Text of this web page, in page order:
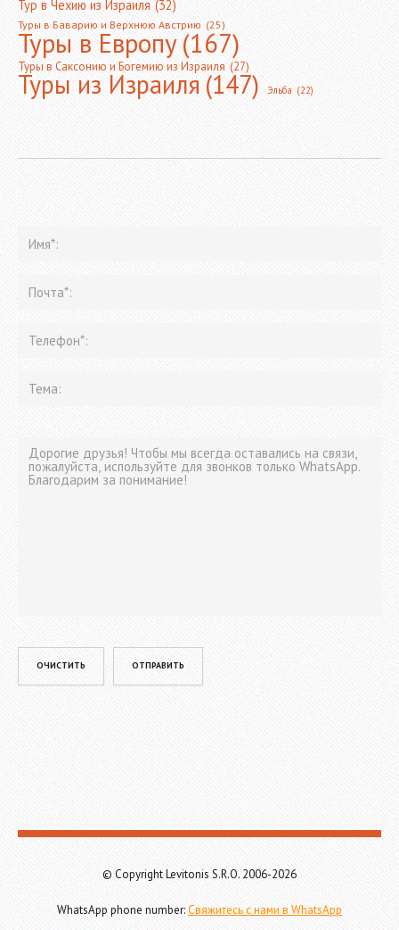
Тур в Чехию из Израиля (32)
Туры в Баварию и Верхнюю Австрию (25)
Туры в Европу(167)
Туры в Саксонию и Богемию из Израиля (27)
Туры из Израиля(147) Эльба (22)
Please leave this field empty.
© Copyright Levitonis S.R.O. 2006-2026
WhatsApp phone number:Свяжитесь с нами в WhatsApp